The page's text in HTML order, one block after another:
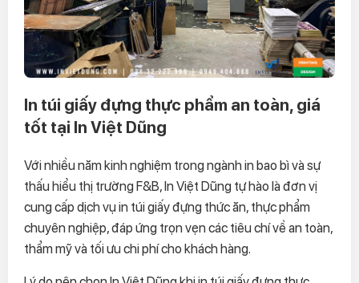
In túi giấy đựng thực phẩm an toàn, giá
tốt tại In Việt Dũng
Với nhiều năm kinh nghiệm trong ngành in bao bì và sự
thấu hiểu thị trường F&B, In Việt Dũng tự hào là đơn vị
cung cấp dịch vụ in túi giấy đựng thức ăn, thực phẩm
chuyên nghiệp, đáp ứng trọn vẹn các tiêu chí về an toàn,
thẩm mỹ và tối ưu chi phí cho khách hàng.